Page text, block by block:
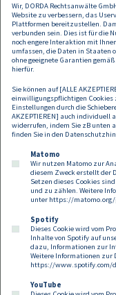
Kontakt
Compliance
Wir, DORDA Rechtsanwälte
Website zu verbessern, das
Plattformen bereitzustellen.
verbunden sein. Dies ist für die
noch engere Interaktion mit
umfassen, die Daten in Staaten
ohne geeignete Garantien
hierfür.
Sie können auf [ALLE
einwilligungspflichtigen Cookies
Einstellungen durch die
AKZEPTIEREN] auch
widerrufen, indem Sie zB unten
finden Sie in den
Matomo
Wir nutzen Matomo zur
diesem Zweck erstellt der
Setzen dieses Cookies
und zu zählen. Weitere
unter https://
Spotify
Dieses Cookie wird vom
Inhalte von Spotify auf
dazu, Informationen zur
Weitere Informationen zur
https://www.spotify.com/
YouTube